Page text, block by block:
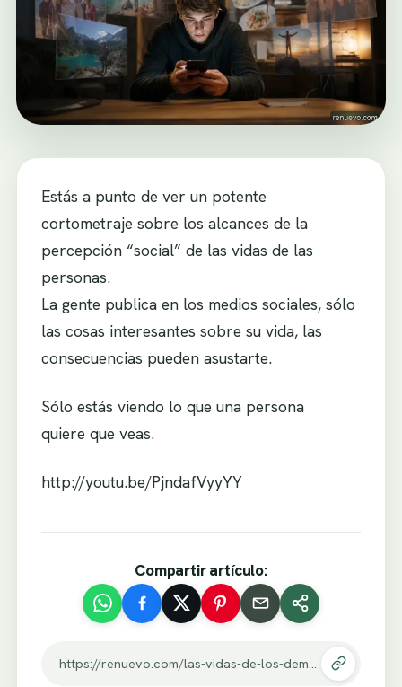
Estás a punto de ver un potente
cortometraje sobre los alcances de la
percepción “social” de las vidas de las
personas.
La gente publica en los medios sociales, sólo
las cosas interesantes sobre su vida, las
consecuencias pueden asustarte.
Sólo estás viendo lo que una persona
quiere que veas.
http://youtu.be/PjndafVyyYY
Compartir artículo:
https://renuevo.com/las-vidas-de-los-demas-en-las-redes-sociales-pareciera-ser-mejor-que-la-tuya.html